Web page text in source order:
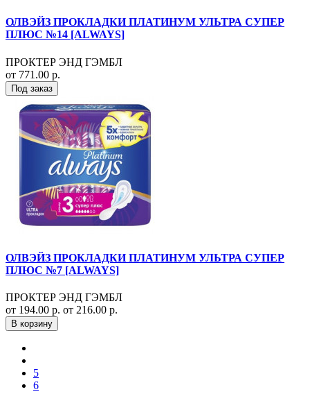
ОЛВЭЙЗ ПРОКЛАДКИ ПЛАТИНУМ УЛЬТРА СУПЕР
ПЛЮС №14 [ALWAYS]
ПРОКТЕР ЭНД ГЭМБЛ
от 771.00 р.
Под заказ
ОЛВЭЙЗ ПРОКЛАДКИ ПЛАТИНУМ УЛЬТРА СУПЕР
ПЛЮС №7 [ALWAYS]
ПРОКТЕР ЭНД ГЭМБЛ
от 194.00 р. от 216.00 р.
В корзину
5
6